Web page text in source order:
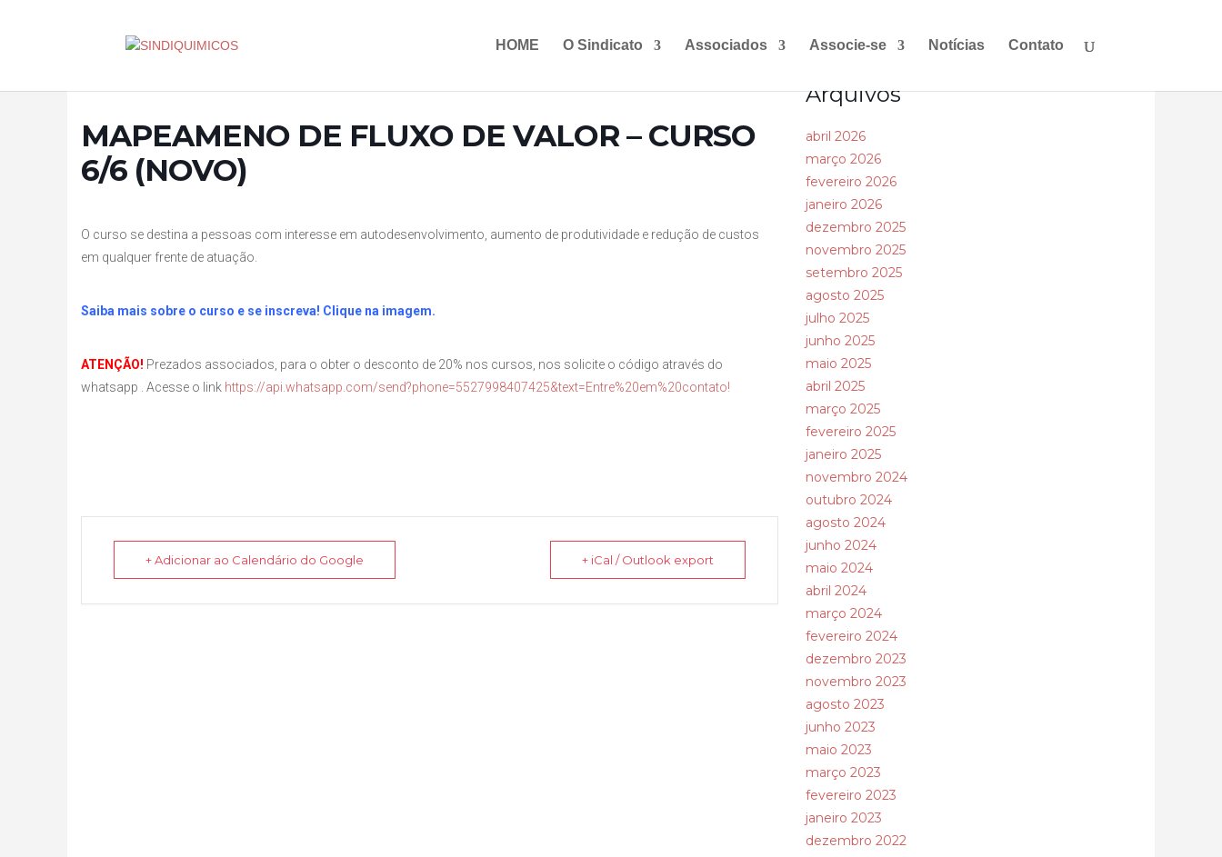
HOME O Sindicato Associados Associe-se Notícias Contato
MAPEAMENO DE FLUXO DE VALOR – CURSO
6/6 (NOVO)
O curso se destina a pessoas com interesse em autodesenvolvimento, aumento de produtividade e redução de custos
em qualquer frente de atuação.
Saiba mais sobre o curso e se inscreva! Clique na imagem.
ATENÇÃO! Prezados associados, para o obter o desconto de 20% nos cursos, nos solicite o código através do
whatsapp . Acesse o link https://api.whatsapp.com/send?phone=5527998407425&text=Entre%20em%20contato!
+ Adicionar ao Calendário do Google + iCal / Outlook export
Arquivos
abril 2026
março 2026
fevereiro 2026
janeiro 2026
dezembro 2025
novembro 2025
setembro 2025
agosto 2025
julho 2025
junho 2025
maio 2025
abril 2025
março 2025
fevereiro 2025
janeiro 2025
novembro 2024
outubro 2024
agosto 2024
junho 2024
maio 2024
abril 2024
março 2024
fevereiro 2024
dezembro 2023
novembro 2023
agosto 2023
junho 2023
maio 2023
março 2023
fevereiro 2023
janeiro 2023
dezembro 2022